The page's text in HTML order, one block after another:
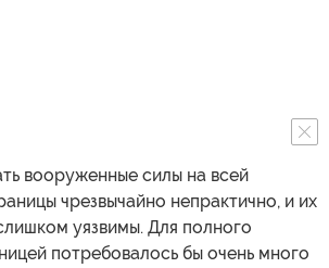
вооруженные силы на всей
чрезвычайно непрактично, и их
уязвимы. Для полного
потребовалось бы очень много